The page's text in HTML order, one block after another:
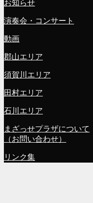
お知らせ
演奏会・コンサート
動画
郡山エリア
須賀川エリア
田村エリア
石川エリア
まざっせプラザについて
（お問い合わせ）
リンク集